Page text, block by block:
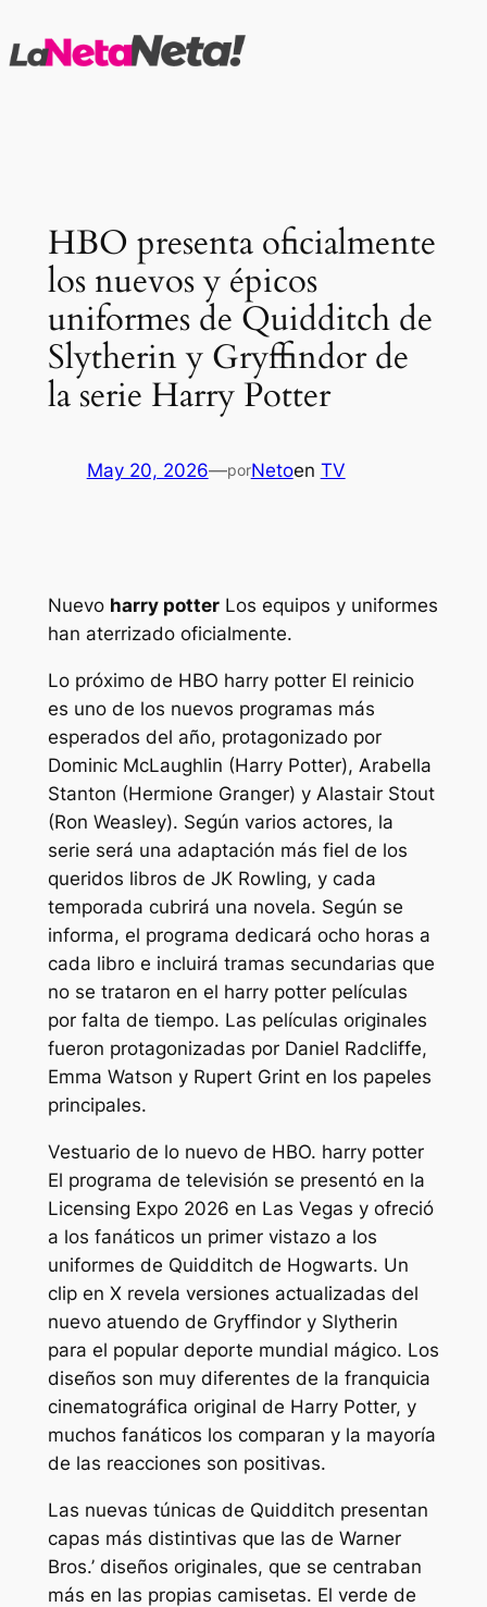
al
HBO presenta oficialmente
los nuevos y épicos
uniformes de Quidditch de
Slytherin y Gryffindor de
la serie Harry Potter
May 20, 2026—porNetoen TV
Nuevo harry potterLos equipos y uniformes
han aterrizado oficialmente.
Lo próximo de HBO harry potterEl reinicio
es uno de los nuevos programas más
esperados del año, protagonizado por
Dominic McLaughlin (Harry Potter), Arabella
Stanton (Hermione Granger) y Alastair Stout
(Ron Weasley). Según varios actores, la
serie será una adaptación más fiel de los
queridos libros de JK Rowling, y cada
temporada cubrirá una novela. Según se
informa, el programa dedicará ocho horas a
cada libro e incluirá tramas secundarias que
no se trataron en el harry potterpelículas
por falta de tiempo. Las películas originales
fueron protagonizadas por Daniel Radcliffe,
Emma Watson y Rupert Grint en los papeles
principales.
Vestuario de lo nuevo de HBO. harry potter
El programa de televisión se presentó en la
Licensing Expo 2026 en Las Vegas y ofreció
a los fanáticos un primer vistazo a los
uniformes de Quidditch de Hogwarts. Un
clip en X revela versiones actualizadas del
nuevo atuendo de Gryffindor y Slytherin
para el popular deporte mundial mágico. Los
diseños son muy diferentes de la franquicia
cinematográfica original de Harry Potter, y
muchos fanáticos los comparan y la mayoría
de las reacciones son positivas.
Las nuevas túnicas de Quidditch presentan
capas más distintivas que las de Warner
Bros.’ diseños originales, que se centraban
más en las propias camisetas. El verde de